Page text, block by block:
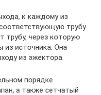
к каждому из
трубу.
трубу, через которую
из источника. Она
из эжектора.
порядке
а также сетчатый